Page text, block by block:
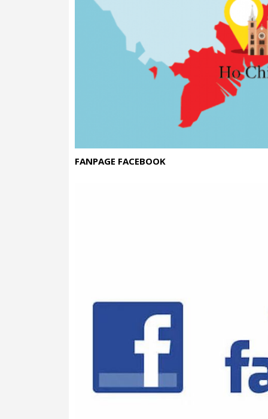
Lưu trữ rượu của bạn trên các kệ lưu
chai Bordeaux tiêu chuẩn.
Bảo vệ khỏi tia UV
Cửa kính nhiều lớp cách nhiệt hoàn hảo
năng lượng cao. Một bộ lọc tia cực tím
FANPAGE FACEBOOK